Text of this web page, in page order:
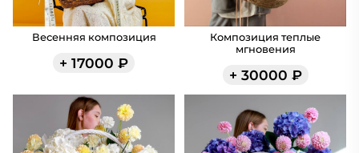
Весенняя композиция
+ 17000 ₽
Композиция теплые
мгновения
+ 30000 ₽